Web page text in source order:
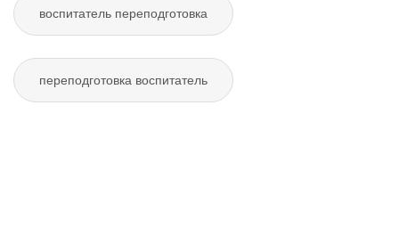
воспитатель переподготовка
переподготовка воспитатель